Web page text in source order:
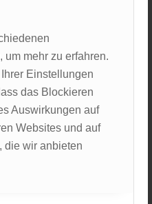
um mehr zu erfahren.
Einstellungen
das Blockieren
Auswirkungen auf
Websites und auf
die wir anbieten
nachhaltige
Teilnehmer erleben den
und vertiefen ihr
Fortbildungen. Doch
– es ist eine
mit